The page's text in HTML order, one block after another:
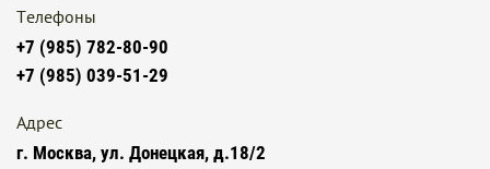
Телефоны
+7 (985) 782-80-90
+7 (985) 039-51-29
Адрес
г. Москва, ул. Донецкая, д.18/2